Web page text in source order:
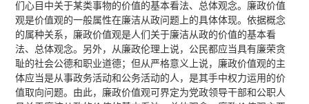
们心目中关于某类事物的价值的基本看法、总体观念。廉政价值
观是价值观的一般属性在廉洁从政问题上的具体体现。依据概念
的属种关系，廉政价值观是人们关于廉洁从政的价值的基本看
法、总体观念。另外，从廉政伦理上说，公民都应当具有廉荣贪
耻的社会公德和职业道德；但从严格意义上说，廉政价值观的主
体应当是从事政务活动和公务活动的人，是其手中权力运用的价
值取向问题。由此，廉政价值观可界定为党政领导干部和公职人